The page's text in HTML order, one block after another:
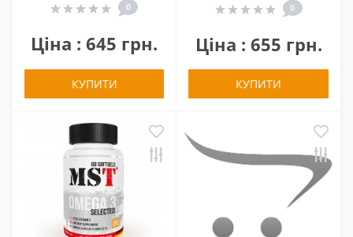
0
Ціна : 645 грн.
КУПИТИ
0
Ціна : 655 грн.
КУПИТИ